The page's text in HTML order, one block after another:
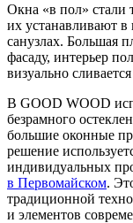
Окна «в пол» стали
их устанавливают в
санузлах. Большая
фасаду, интерьер
визуально
В GOOD WOOD
безрамного
большие оконные
решение
индивидуальных
в Первомайском.
традиционной
и элементов